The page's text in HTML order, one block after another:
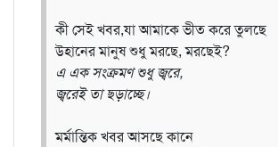
কী সেই খবর,যা আমাকে ভীত করে তুলছে
উহানের মানুষ শুধু মরছে, মরছেই?
এ এক সংক্রমণ শুধু জ্বরে,
জ্বরেই তা ছড়াচ্ছে।
মর্মান্তিক খবর আসছে কানে